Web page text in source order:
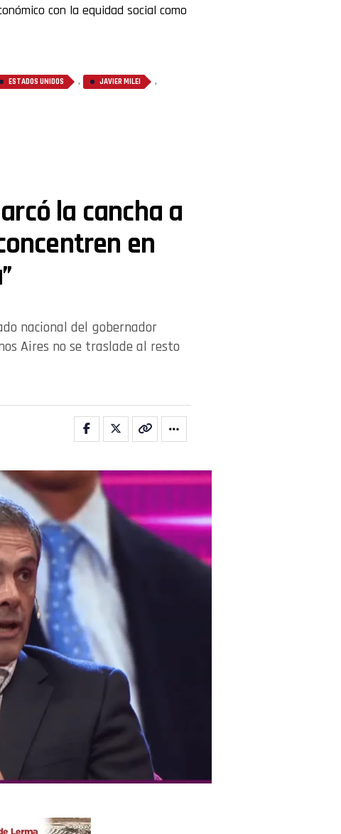
con la equidad social como
ESTADOS UNIDOS , JAVIER MILEI ,
la cancha a
en
nacional del gobernador
Aires no se traslade al resto